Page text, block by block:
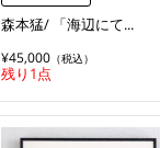
森本猛/ 「海辺にて...
¥45,000 （税込）
残り1点